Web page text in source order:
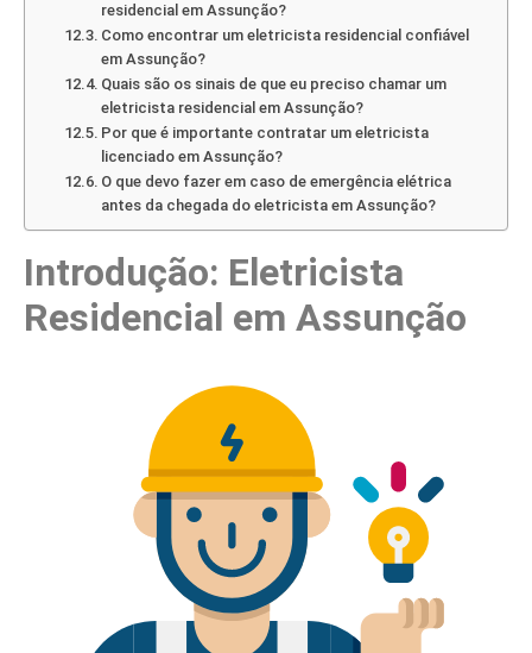
residencial em Assunção?
Como encontrar um eletricista residencial confiável
em Assunção?
Quais são os sinais de que eu preciso chamar um
eletricista residencial em Assunção?
Por que é importante contratar um eletricista
licenciado em Assunção?
O que devo fazer em caso de emergência elétrica
antes da chegada do eletricista em Assunção?
Introdução: Eletricista
Residencial em Assunção